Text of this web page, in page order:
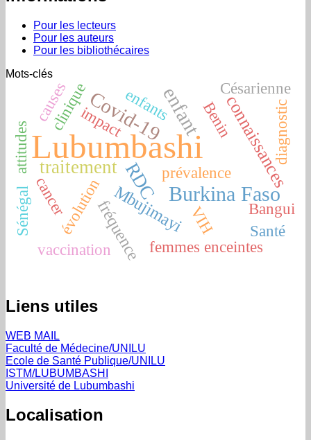
Pour les lecteurs
Pour les auteurs
Pour les bibliothécaires
Mots-clés
Lubumbashi
Burkina Faso
Covid-19enfant
RDC
traitement connaissances
Mbujimayi
fréquence
clinique
évolution
prévalence
VIH
vaccination
diagnostic
Bangui
Benin
femmes enceintes
cancer
attitudes
enfants
Santé
Césarienne
causes
Sénégal
impact
Liens utiles
WEB MAIL
Faculté de Médecine/UNILU
Ecole de Santé Publique/UNILU
ISTM/LUBUMBASHI
Université de Lubumbashi
Localisation